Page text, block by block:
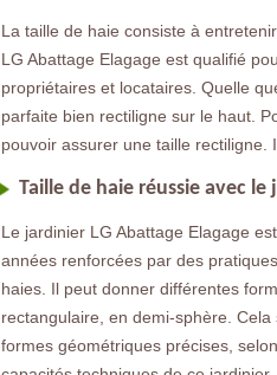
La taille de haie consiste à
LG Abattage Elagage est qualifié
propriétaires et locataires. Quelle
parfaite bien rectiligne sur le haut.
pouvoir assurer une taille rectiligne.
Taille de haie réussie avec
Le jardinier LG Abattage Elagage
années renforcées par des
haies. Il peut donner différentes
rectangulaire, en demi-sphère.
formes géométriques précises,